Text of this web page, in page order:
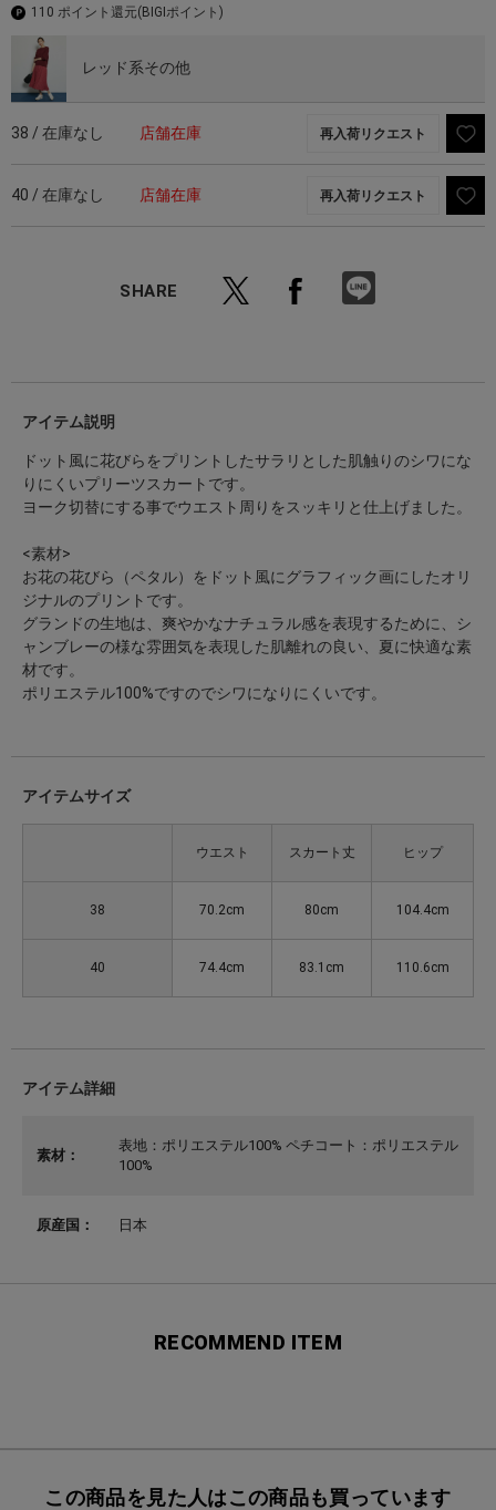
110 ポイント還元(BIGIポイント)
レッド系その他
38 / 在庫なし 店舗在庫 再入荷リクエスト
40 / 在庫なし 店舗在庫 再入荷リクエスト
SHARE
アイテム説明
ドット風に花びらをプリントしたサラリとした肌触りのシワにな
りにくいプリーツスカートです。
ヨーク切替にする事でウエスト周りをスッキリと仕上げました。
<素材>
お花の花びら（ペタル）をドット風にグラフィック画にしたオリ
ジナルのプリントです。
グランドの生地は、爽やかなナチュラル感を表現するために、シ
ャンブレーの様な雰囲気を表現した肌離れの良い、夏に快適な素
材です。
ポリエステル100%ですのでシワになりにくいです。
アイテムサイズ
ウエスト スカート丈 ヒップ
38 70.2cm 80cm 104.4cm
40 74.4cm 83.1cm 110.6cm
アイテム詳細
素材：
表地：ポリエステル100% ペチコート：ポリエステル
100%
原産国： 日本
RECOMMEND ITEM
この商品を見た人はこの商品も買っています